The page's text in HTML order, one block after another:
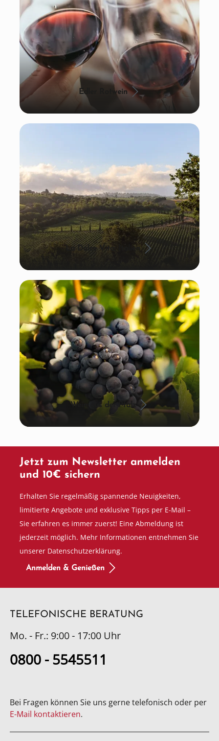
Edler Rotwein
La Dolce Vita: Italien
Wein aus der Pfalz
Jetzt zum Newsletter anmelden
und 10€ sichern
Erhalten Sie regelmäßig spannende Neuigkeiten,
limitierte Angebote und exklusive Tipps per E-Mail –
Sie erfahren es immer zuerst! Eine Abmeldung ist
jederzeit möglich. Mehr Informationen entnehmen Sie
unserer Datenschutzerklärung.
Anmelden & Genießen
TELEFONISCHE BERATUNG
Mo. - Fr.: 9:00 - 17:00 Uhr
0800 - 5545511
Bei Fragen können Sie uns gerne telefonisch oder per
E-Mail kontaktieren.